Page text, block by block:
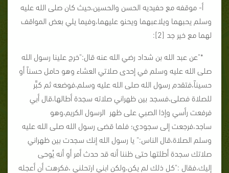
أ- موقفه مع حفيديه الحسن والحسين،حيث كان صلى الله عليه
وسلم يحبهما ويلاعبهما ويحنو عليهما،وفيما يلي بعض المواقف
لهما مع خير جد [2]:
*"عن عبد الله بن شداد رضي الله عنه قال:"خرج علينا رسول الله
صلى الله عليه وسلم في إحدى صلاتي العشاء وهو حامل حسناً أو
حسيناً،فتقدم رسول الله صلى الله عليه وسلم،فوضعه ثم كبَّر
للصلاة فصلى،فسجد بين ظهراني صلاته سجدة أطالها،قال أبي
فرفعت رأسي وإذا الصبي على ظهر الرسول الكريم،وهو
ساجد،فرجعت إلى سجودي؛ فلما قضى رسول الله صلى الله عليه
وسلم الصلاة،قال الناس:" يا رسول الله إنك سجدت بين ظهراني
صلاتك سجدة أطلتها حتى ظننا أنه قد حدث أمر أو أنه يُوحى
إليك،فقال :"كل ذلك لم يكن،ولكن ابني ارتحلني ،فكرهت أن أعجله